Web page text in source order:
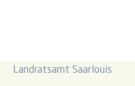
Landratsamt Saarlouis